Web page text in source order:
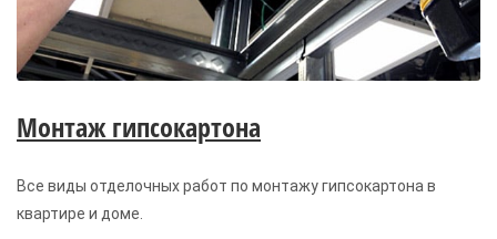
Монтаж гипсокартона
Все виды отделочных работ по монтажу гипсокартона в
квартире и доме.